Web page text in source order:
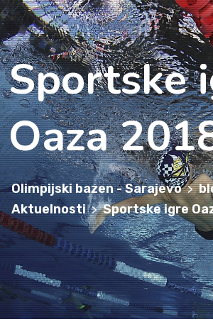
Sportske
Oaza
Olimpijski bazen - Sarajevo >
Aktuelnosti > Sportske igre